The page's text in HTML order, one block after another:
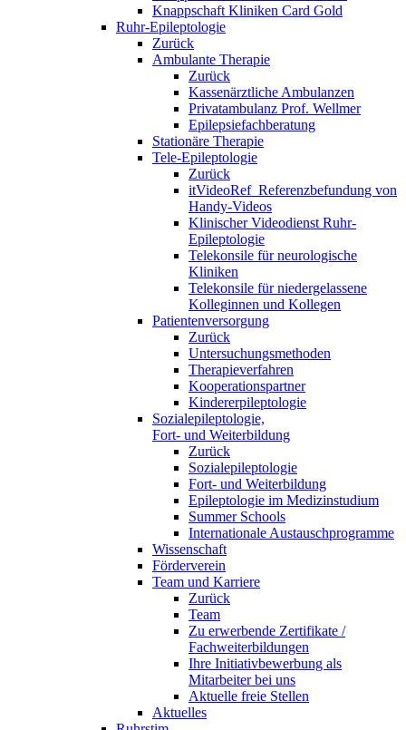
Knappschaft Kliniken Card Gold
Ruhr-Epileptologie
Zurück
Ambulante Therapie
Zurück
Kassenärztliche Ambulanzen
Privatambulanz Prof. Wellmer
Epilepsiefachberatung
Stationäre Therapie
Tele-Epileptologie
Zurück
itVideoRef_Referenzbefundung von
Handy-Videos
Klinischer Videodienst Ruhr-
Epileptologie
Telekonsile für neurologische
Kliniken
Telekonsile für niedergelassene
Kolleginnen und Kollegen
Patientenversorgung
Zurück
Untersuchungsmethoden
Therapieverfahren
Kooperationspartner
Kindererpileptologie
Sozialepileptologie,
Fort- und Weiterbildung
Zurück
Sozialepileptologie
Fort- und Weiterbildung
Epileptologie im Medizinstudium
Summer Schools
Internationale Austauschprogramme
Wissenschaft
Förderverein
Team und Karriere
Zurück
Team
Zu erwerbende Zertifikate /
Fachweiterbildungen
Ihre Initiativbewerbung als
Mitarbeiter bei uns
Aktuelle freie Stellen
Aktuelles